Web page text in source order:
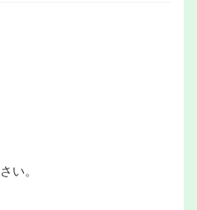
い。